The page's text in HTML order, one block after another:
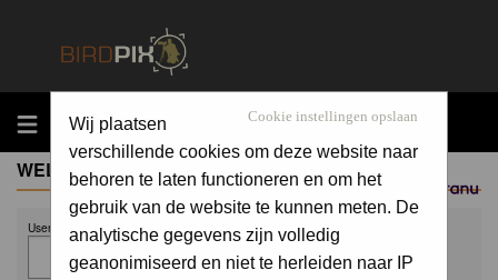
MENU
Sponsored by
Cookie instellingen opslaan
Wij plaatsen
verschillende cookies om deze website naar
behoren te laten functioneren en om het
gebruik van de website te kunnen meten. De
analytische gegevens zijn volledig
geanonimiseerd en niet te herleiden naar IP
WELCOME GUEST
Username: